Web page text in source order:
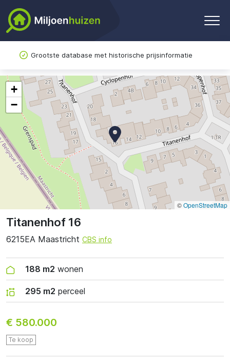
Grootste database met historische prijsinformatie
Titanenhof 16
6215EA Maastricht CBS info
188 m2 wonen
295 m2 perceel
€ 580.000
Te koop
+
−
©OpenStreetMap